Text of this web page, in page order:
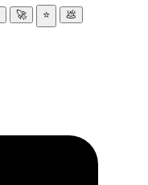
🚀 ⭐ 💩